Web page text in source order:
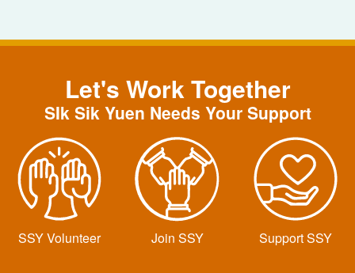
Let's Work Together
SIk Sik Yuen Needs Your Support
SSY Volunteer Join SSY Support SSY